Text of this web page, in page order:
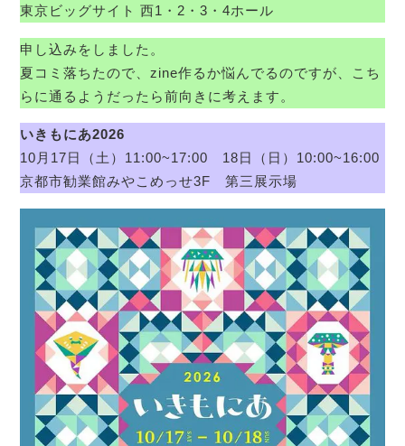
東京ビッグサイト 西1・2・3・4ホール
申し込みをしました。
夏コミ落ちたので、zine作るか悩んでるのですが、こち
らに通るようだったら前向きに考えます。
いきもにあ2026
10月17日（土）11:00~17:00 18日（日）10:00~16:00
京都市勧業館みやこめっせ3F 第三展示場